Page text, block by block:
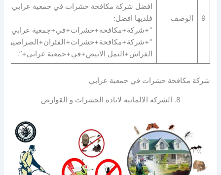
9 الوصف
افضل شركة مكافحة حشرات في جمعية عرابي
فلديها افضل:
“+شركة+مكافحة+حشرات+في+جمعية عرابي+”
الفراش+النمل الابيض+في+جمعية عرابي+”.
شركة مكافحة حشرات في جمعية عرابي
8. الشركه الالمانيه لاباده الحشرات و القوارض